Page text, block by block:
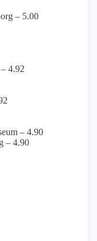
– 5.00
4.92
– 4.90
– 4.90